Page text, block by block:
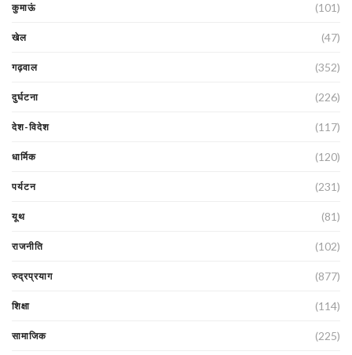
कुमाऊं (101)
खेल (47)
गढ़वाल (352)
दुर्घटना (226)
देश-विदेश (117)
धार्मिक (120)
पर्यटन (231)
यूथ (81)
राजनीति (102)
रुद्रप्रयाग (877)
शिक्षा (114)
सामाजिक (225)